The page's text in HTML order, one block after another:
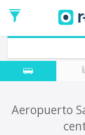
Date
Return trip
Return
Date
Aeropuerto